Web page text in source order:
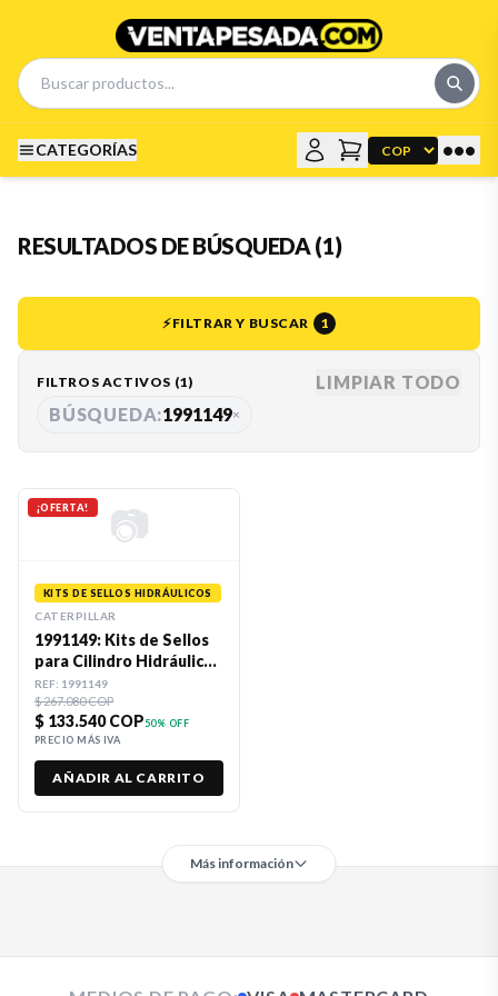
CATEGORÍAS •••
RESULTADOS DE BÚSQUEDA (1)
⚡FILTRAR Y BUSCAR 1
FILTROS ACTIVOS (1)
LIMPIAR TODO
BÚSQUEDA:1991149×
📷
¡OFERTA!
KITS DE SELLOS HIDRÁULICOS
CATERPILLAR
1991149: Kits de Sellos
para Cilindro Hidráulico
45 X 75 Premium
REF: 1991149
$ 267.080 COP
$ 133.540 COP50% OFF
PRECIO MÁS IVA
AÑADIR AL CARRITO
Más información